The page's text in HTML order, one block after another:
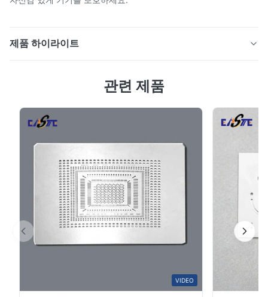
제품 하이라이트
에 대한 스탬핑 EMI 보호 장치에 대한 간략한 소개: 금속
단하도록 설계된 정밀 엔지니어링 장막입니다. 고속 스탬
을 유지하면서 신뢰할 수있는 EMI/RFI 억제를 제공합니다.
현대 전자 장치에 이상적입니다. 그들은 컴팩트 디자인을
지원하며 자동화 및 수동 조립 방법과 호환됩니다. 사양
PCB 장비를 위한 스탬핑 EMI 보호장치: 재료 옵션: 스테인
리스 스틸 ...
관련 제품
VIDEO